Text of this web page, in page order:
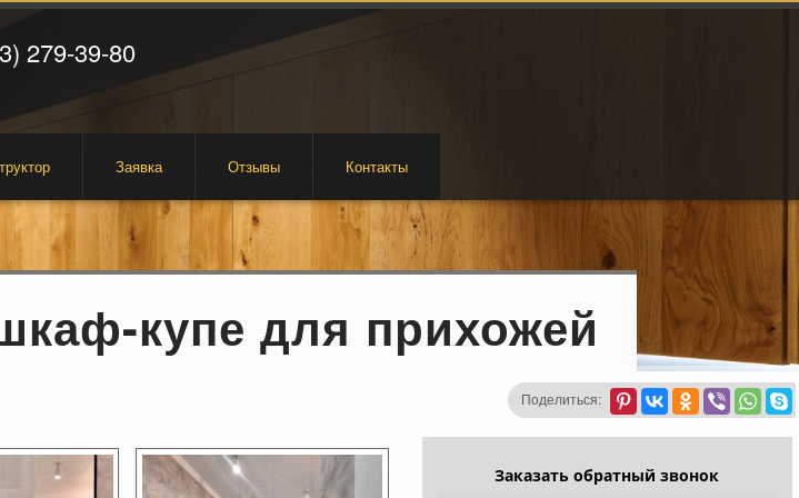
279-39-80
Заявка Отзывы Контакты
купе для прихожей
Поделиться:
Заказать обратный звонок